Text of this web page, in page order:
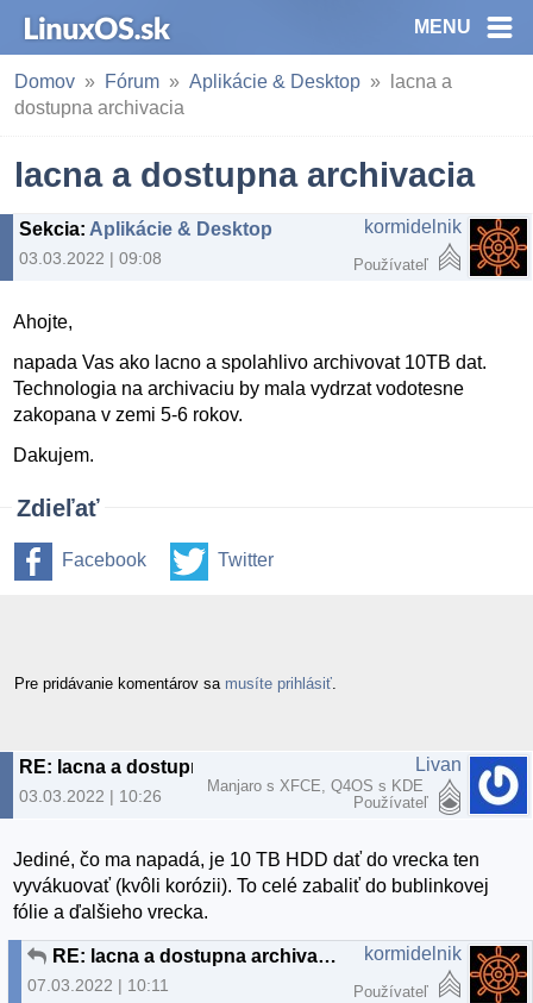
MENU
Domov Fórum Aplikácie & Desktop
lacna a
dostupna archivacia
lacna a dostupna archivacia
Sekcia: Aplikácie & Desktop
03.03.2022 | 09:08
kormidelnik
Používateľ
Ahojte,
napada Vas ako lacno a spolahlivo archivovat 10TB dat.
Technologia na archivaciu by mala vydrzat vodotesne
zakopana v zemi 5-6 rokov.
Dakujem.
Zdieľať
Facebook Twitter
Pre pridávanie komentárov sa musíte prihlásiť
RE: lacna a dostupna archivacia
03.03.2022 | 10:26
Livan
Manjaro s XFCE, Q4OS s KDE
Používateľ
Jediné, čo ma napadá, je 10 TB HDD dať do vrecka ten
vyvákuovať (kvôli korózii). To celé zabaliť do bublinkovej
fólie a ďalšieho vrecka.
RE: lacna a dostupna archivacia
07.03.2022 | 10:11
kormidelnik
Používateľ